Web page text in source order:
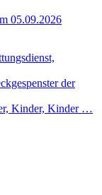
05.09.2026
der
Kinder, Kinder …